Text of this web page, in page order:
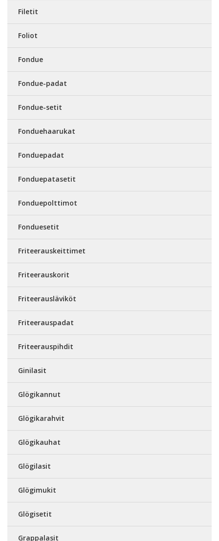
Filetit
Foliot
Fondue
Fondue-padat
Fondue-setit
Fonduehaarukat
Fonduepadat
Fonduepatasetit
Fonduepolttimot
Fonduesetit
Friteerauskeittimet
Friteerauskorit
Friteerausläviköt
Friteerauspadat
Friteerauspihdit
Ginilasit
Glögikannut
Glögikarahvit
Glögikauhat
Glögilasit
Glögimukit
Glögisetit
Grappalasit